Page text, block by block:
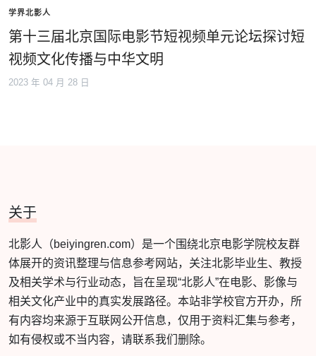
学界北影人
第十三届北京国际电影节短视频单元论坛探讨短
视频文化传播与中华文明
2023 年 04 月 28 日
关于
北影人（beiyingren.com）是一个围绕北京电影学院校友群
体展开的资讯整理与信息参考网站，关注北影毕业生、教授
及相关学术与行业动态，旨在呈现“北影人”在电影、影像与
相关文化产业中的真实发展路径。本站非学校官方开办，所
有内容均来源于互联网公开信息，仅用于资料汇集与参考，
如有侵权或不当内容，请联系我们删除。